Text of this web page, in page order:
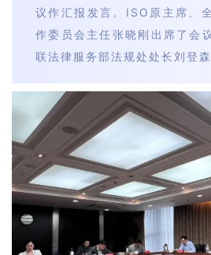
议作汇报发言。ISO原主席、
作委员会主任张晓刚出席了会
联法律服务部法规处处长刘登森